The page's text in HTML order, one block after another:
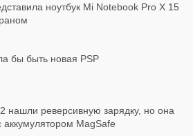
ноутбук Mi Notebook Pro X 15
бы быть новая PSP
нашли реверсивную зарядку, но она
аккумулятором MagSafe